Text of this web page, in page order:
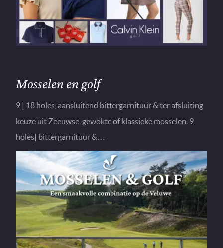
Mosselen en golf
9 | 18 holes, aansluitend bittergarnituur & ter afsluiting
keuze uit Zeeuwse, gewokte of klassieke mosselen. 9
holes| bittergarnituur &…